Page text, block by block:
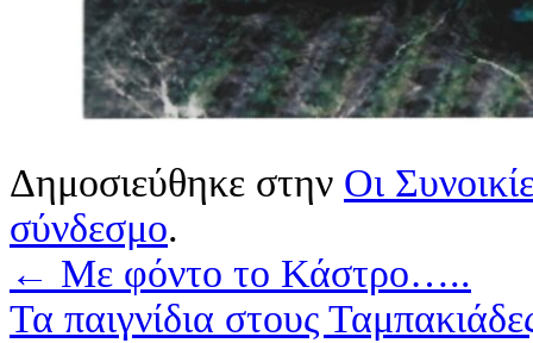
Δημοσιεύθηκε στην Οι
σύνδεσμο.
← Με φόντο το Κάστρο…..
Τα παιγνίδια στους